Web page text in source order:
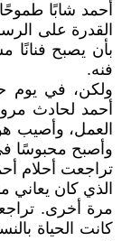
أحمد شابًا
القدرة على
بأن يصبح
فنه.
ولكن، في يوم
أحمد لحادث
العمل، وأصيب
وأصبح محبوسًا
تراجعت أحلام
الذي كان
مرة أخرى.
كانت الحياة